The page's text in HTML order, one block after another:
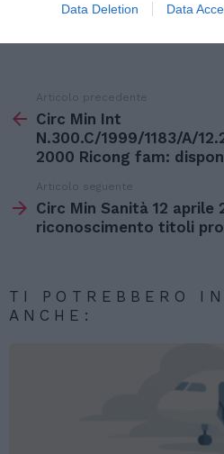
Data Deletion Data
di
Articolo precedente
Circ Min Int
N.300.C/1999/1183/A/
2000 Ricong fam:
Articolo seguente
Circ Min Sanità 12 aprile
riconoscimento titoli
TI POTREBBERO
ANCHE: